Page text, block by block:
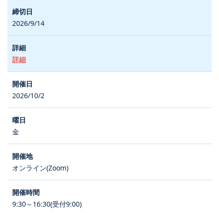
2026/9/14
詳細
2026/10/2
金
オンライン(Zoom)
9:30～16:30(受付9:00)